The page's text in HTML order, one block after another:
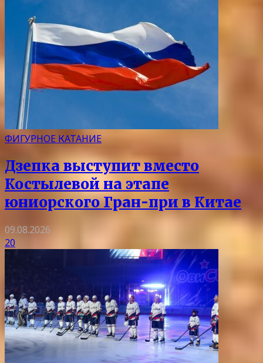
ФИГУРНОЕ КАТАНИЕ
Дзепка выступит вместо
Костылевой на этапе
юниорского Гран-при в Китае
09.08.2026
20